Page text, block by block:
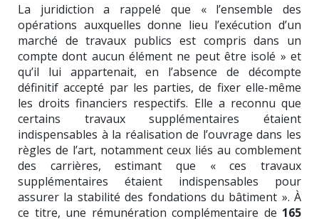
La juridiction a rappelé que « l’ensemble des
opérations auxquelles donne lieu l’exécution d’un
marché de travaux publics est compris dans un
compte dont aucun élément ne peut être isolé » et
qu’il lui appartenait, en l’absence de décompte
définitif accepté par les parties, de fixer elle-même
les droits financiers respectifs. Elle a reconnu que
certains travaux supplémentaires étaient
indispensables à la réalisation de l’ouvrage dans les
règles de l’art, notamment ceux liés au comblement
des carrières, estimant que « ces travaux
supplémentaires étaient indispensables pour
assurer la stabilité des fondations du bâtiment ». À
ce titre, une rémunération complémentaire de 165